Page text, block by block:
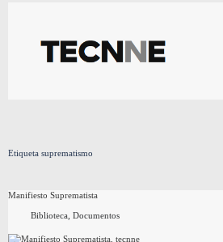
Etiqueta suprematismo
Manifiesto Suprematista
Biblioteca, Documentos